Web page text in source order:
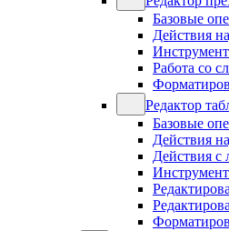
Базовые
Действия
Работа со
Редактор
Базовые
Действия
Действия с